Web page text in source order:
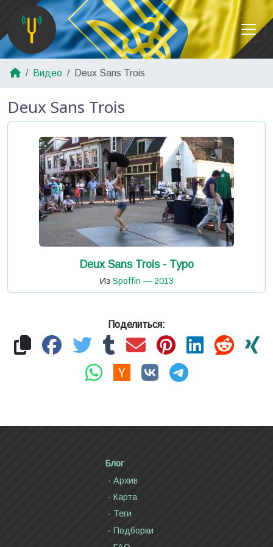
Видео Deux Sans Trois
Deux Sans Trois
Deux Sans Trois - Typo
Из Spoffin — 2013
Поделиться:
Блог
Архив
Карта
Теги
Подборки